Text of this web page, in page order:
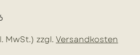
MwSt.) zzgl. Versandkosten